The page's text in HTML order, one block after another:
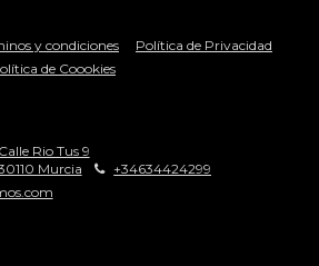
y condiciones
Política de Privacidad
de Coookies
Calle Rio Tus 9
Murcia
+34634424299